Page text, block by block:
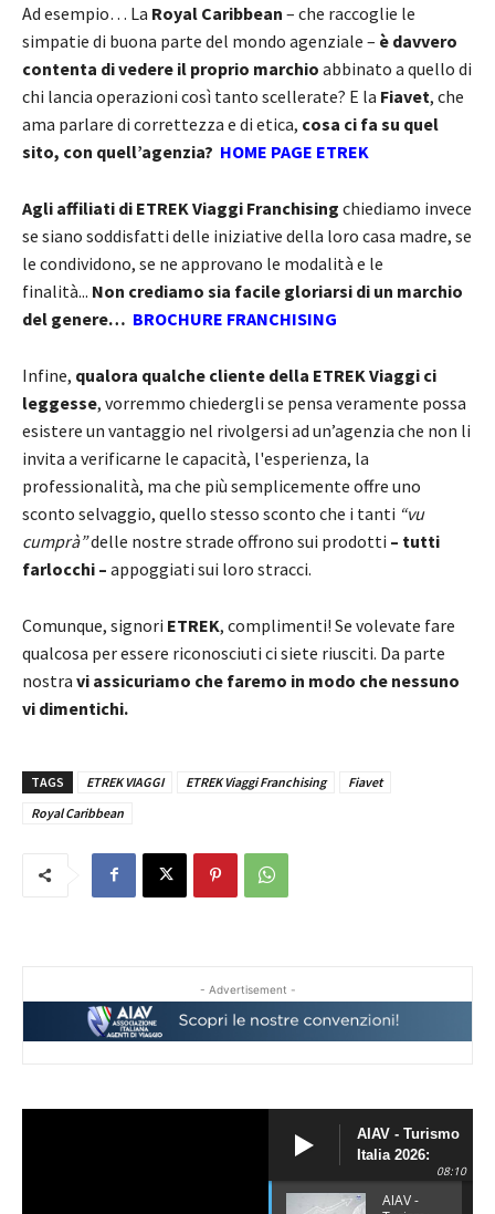
Ad esempio… La Royal Caribbean – che raccoglie le
simpatie di buona parte del mondo agenziale – è davvero
contenta di vedere il proprio marchio abbinato a quello di
chi lancia operazioni così tanto scellerate? E la Fiavet, che
ama parlare di correttezza e di etica, cosa ci fa su quel
sito, con quell’agenzia? HOME PAGE ETREK
Agli affiliati di ETREK Viaggi Franchising chiediamo invece
se siano soddisfatti delle iniziative della loro casa madre, se
le condividono, se ne approvano le modalità e le
finalità... Non crediamo sia facile gloriarsi di un marchio
del genere… BROCHURE FRANCHISING
Infine, qualora qualche cliente della ETREK Viaggi ci
leggesse, vorremmo chiedergli se pensa veramente possa
esistere un vantaggio nel rivolgersi ad un’agenzia che non li
invita a verificarne le capacità, l'esperienza, la
professionalità, ma che più semplicemente offre uno
sconto selvaggio, quello stesso sconto che i tanti “vu
cumprà”delle nostre strade offrono sui prodotti – tutti
farlocchi – appoggiati sui loro stracci.
Comunque, signori ETREK, complimenti! Se volevate fare
qualcosa per essere riconosciuti ci siete riusciti. Da parte
nostra vi assicuriamo che faremo in modo che nessuno
vi dimentichi.
TAGS ETREK VIAGGI ETREK Viaggi Franchising
Fiavet
Royal Caribbean
- Advertisement -
AIAV - Turismo
Italia 2026:
siamo il Paese
più
08:10
AIAV -